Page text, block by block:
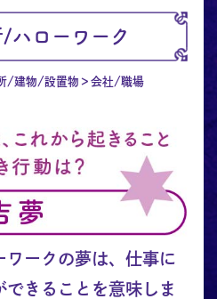
ハローワーク
/建物/設置物 会社/職場
ワークの夢は、仕事に
できることを意味しま